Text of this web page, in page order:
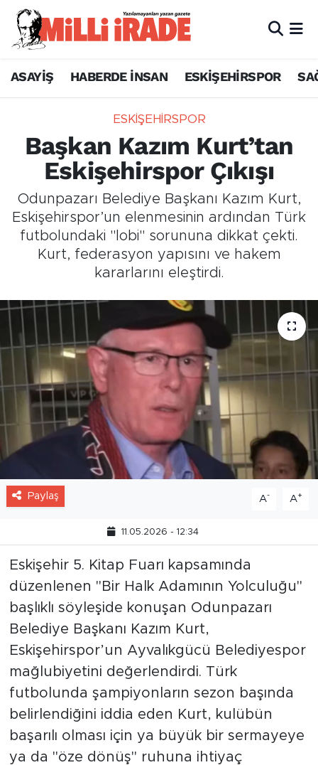
ASAYİŞ HABERDE İNSAN ESKİŞEHİRSPOR
ESKİŞEHİRSPOR
Başkan Kazım Kurt’tan
Eskişehirspor Çıkışı
Odunpazarı Belediye Başkanı Kazım Kurt,
Eskişehirspor’un elenmesinin ardından Türk
futbolundaki "lobi" sorununa dikkat çekti.
Kurt, federasyon yapısını ve hakem
kararlarını eleştirdi.
Paylaş A- A+
11.05.2026 - 12:34
Eskişehir 5. Kitap Fuarı kapsamında
düzenlenen "Bir Halk Adamının Yolculuğu"
başlıklı söyleşide konuşan Odunpazarı
Belediye Başkanı Kazım Kurt,
Eskişehirspor’un Ayvalıkgücü Belediyespor
mağlubiyetini değerlendirdi. Türk
futbolunda şampiyonların sezon başında
belirlendiğini iddia eden Kurt, kulübün
başarılı olması için ya büyük bir sermayeye
ya da "öze dönüş" ruhuna ihtiyaç